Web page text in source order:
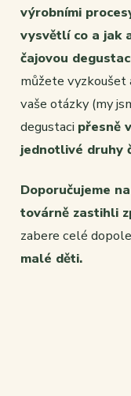
výrobními
vysvětlí co a jak
čajovou
můžete vyzkoušet
vaše otázky (my
degustaci přesně
jednotlivé druhy
Doporučujeme
továrně zastihli
zabere celé
malé děti.